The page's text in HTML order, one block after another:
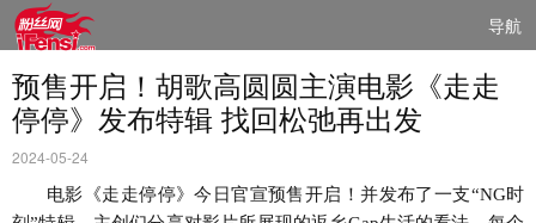
导航
预售开启！胡歌高圆圆主演电影《走走
停停》发布特辑 找回松弛再出发
2024-05-24
电影《走走停停》今日官宣预售开启！并发布了一支“NG时